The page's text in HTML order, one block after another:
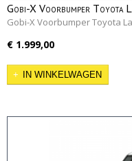
Gobi-X Voorbumper Toyota
Gobi-X Voorbumper Toyota
€ 1.999,00
IN WINKELWAGEN